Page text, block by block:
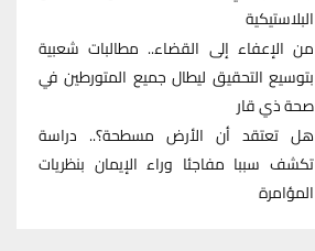
البلاستيكية
من الإعفاء إلى القضاء.. مطالبات شعبية
بتوسيع التحقيق ليطال جميع المتورطين في
صحة ذي قار
هل تعتقد أن الأرض مسطحة؟.. دراسة
تكشف سببا مفاجئا وراء الإيمان بنظريات
المؤامرة